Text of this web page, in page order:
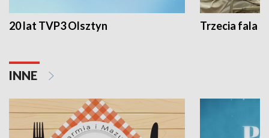
20 lat TVP3 Olsztyn Trzecia fala -
INNE